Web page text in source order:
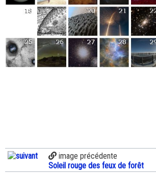
image précédente
Soleil rouge des feux de forêt